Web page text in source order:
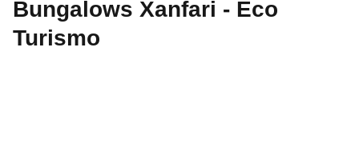
Bungalows Xanfari - Eco
Turismo